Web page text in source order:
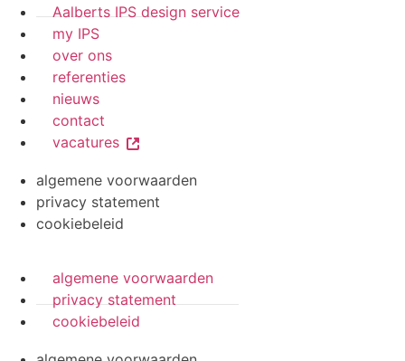
Aalberts IPS design service
my IPS
over ons
referenties
nieuws
contact
vacatures
algemene voorwaarden
privacy statement
cookiebeleid
algemene voorwaarden
privacy statement
cookiebeleid